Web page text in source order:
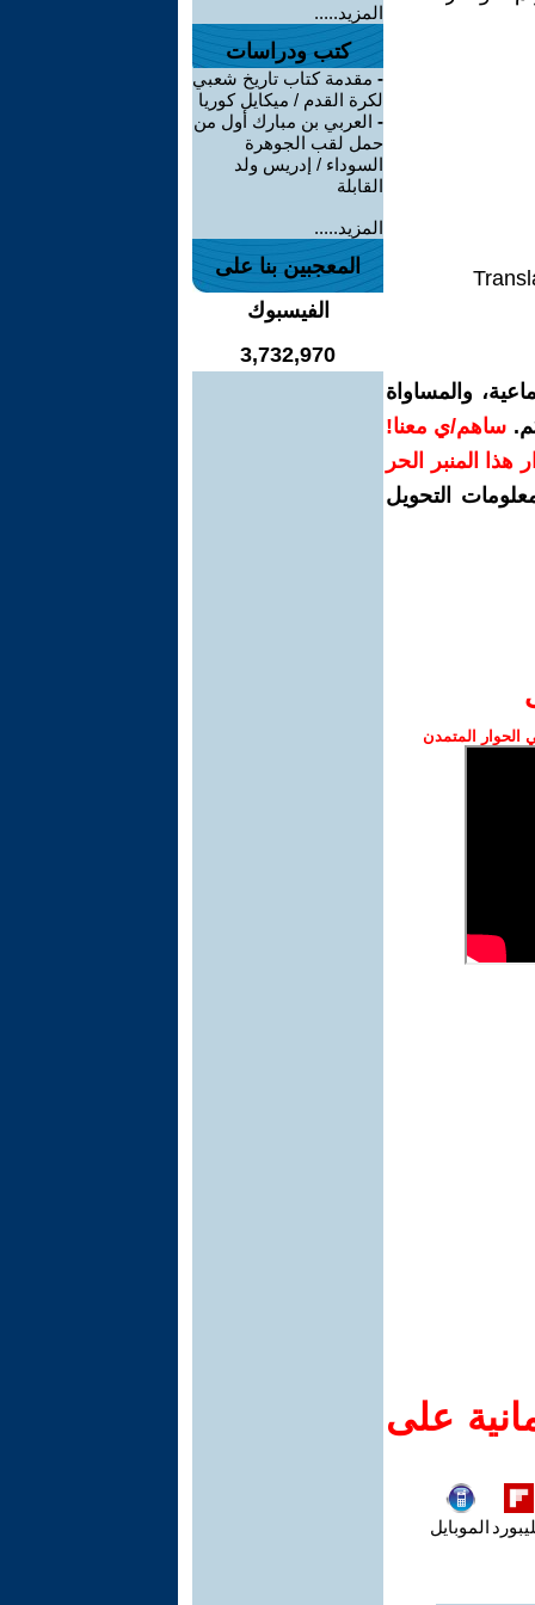
والمساواة
ساهم/ي معنا!
هذا المنبر الحر
التحويل
المتمدن
على
الموبايل
المزيد.....
كتب ودراسات
- مقدمة كتاب تاريخ شعبي
لكرة القدم / ميكايل كوريا
- العربي بن مبارك أول من
حمل لقب الجوهرة
السوداء / إدريس ولد
القابلة
المزيد.....
المعجبين بنا على
الفيسبوك
3,732,970